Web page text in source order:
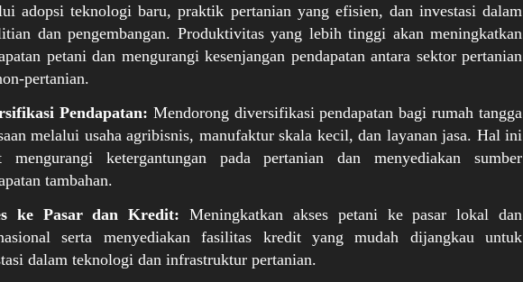
adopsi teknologi baru, praktik pertanian yang efisien, dan investasi dalam
dan pengembangan. Produktivitas yang lebih tinggi akan meningkatkan
petani dan mengurangi kesenjangan pendapatan antara sektor pertanian
pertanian.
Pendapatan: Mendorong diversifikasi pendapatan bagi rumah tangga
melalui usaha agribisnis, manufaktur skala kecil, dan layanan jasa. Hal ini
mengurangi ketergantungan pada pertanian dan menyediakan sumber
tambahan.
ke Pasar dan Kredit: Meningkatkan akses petani ke pasar lokal dan
serta menyediakan fasilitas kredit yang mudah dijangkau untuk
dalam teknologi dan infrastruktur pertanian.